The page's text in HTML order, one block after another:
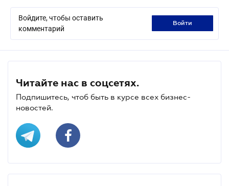
Войдите, чтобы оставить
комментарий
войти
Читайте нас в соцсетях.
Подпишитесь, чтоб быть в курсе всех бизнес-
новостей.